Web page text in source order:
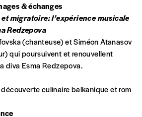
si vous souhaitez recevoir la
papier ou numérique.
vos coordonnées.
le montant de votre choix sur le
BE34 0010 7305
communication le numéro de
et la mention “participation
& échanges
migratoire: l’expérience musicale
Redzepova
(chanteuse) et Siméon Atanasov
qui poursuivent et renouvellent
diva Esma Redzepova.
découverte culinaire balkanique et rom